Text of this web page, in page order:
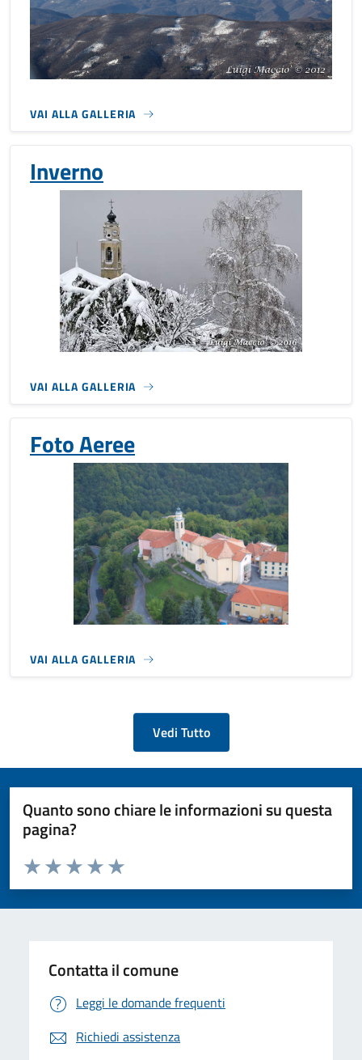
VAI ALLA GALLERIA
Inverno
VAI ALLA GALLERIA
Foto Aeree
VAI ALLA GALLERIA
Vedi Tutto
Quanto sono chiare le informazioni su questa
pagina?
Valuta da 1 a 5 stelle la pagina
Valuta 5 stelle su 5
Valuta 4 stelle su 5
Valuta 3 stelle su 5
Valuta 2 stelle su 5
Valuta 1 stelle su 5
Contatta il comune
Leggi le domande frequenti
Richiedi assistenza